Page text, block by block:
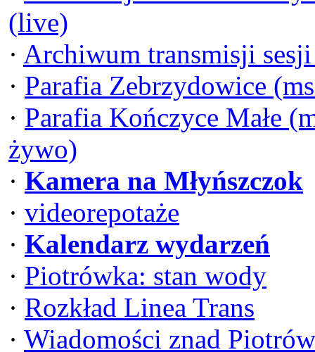
(live)
· Archiwum transmisji
· Parafia Zebrzydowice
· Parafia Kończyce Małe
żywo)
· Kamera na Młyńszczok
· videorepotaże
· Kalendarz wydarzeń
· Piotrówka: stan wody
· Rozkład Linea Trans
· Wiadomości znad